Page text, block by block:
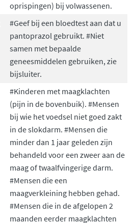
oprispingen) bij volwassenen.
#Geef bij een bloedtest aan dat u
pantoprazol gebruikt. #Niet
samen met bepaalde
geneesmiddelen gebruiken, zie
bijsluiter.
#Kinderen met maagklachten
(pijn in de bovenbuik). #Mensen
bij wie het voedsel niet goed zakt
in de slokdarm. #Mensen die
minder dan 1 jaar geleden zijn
behandeld voor een zweer aan de
maag of twaalfvingerige darm.
#Mensen die een
maagverkleining hebben gehad.
#Mensen die in de afgelopen 2
maanden eerder maagklachten